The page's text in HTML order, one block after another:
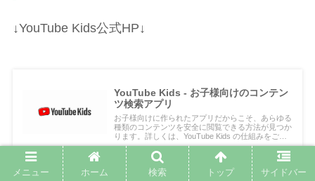
↓YouTube Kids公式HP↓
YouTube Kids - お子様向けのコンテン
ツ検索アプリ
お子様向けに作られたアプリだからこそ、あらゆる
種類のコンテンツを安全に閲覧できる方法が見つか
ります。詳しくは、YouTube Kids の仕組みをご確
認ください。
www.youtube.com
メニュー ホーム 検索 トップ サイドバー